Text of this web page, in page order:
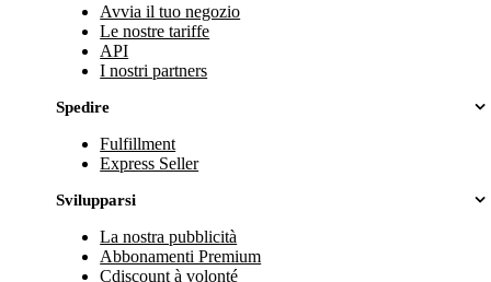
Avvia il tuo negozio
Le nostre tariffe
API
I nostri partners
Spedire
Fulfillment
Express Seller
Svilupparsi
La nostra pubblicità
Abbonamenti Premium
Cdiscount à volonté